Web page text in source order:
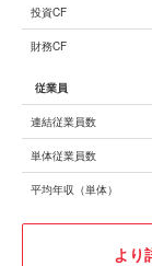
投資CF
財務CF
従業員
連結従業員数
単体従業員数
平均年収（単体）
より